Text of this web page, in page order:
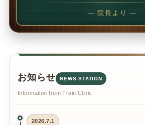
— 院長より —
お知らせ NEWS STATION
Information from Train Clinic
2026.7.1